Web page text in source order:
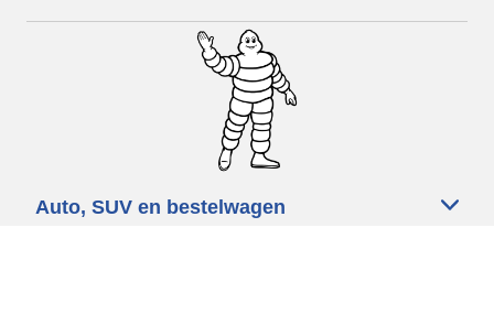
Auto, SUV en bestelwagen